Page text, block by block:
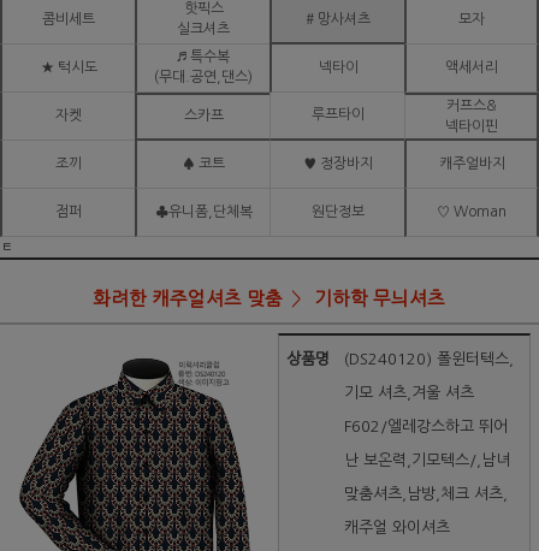
콤비세트
핫픽스
실크셔츠
# 망사셔츠 모자
★ 턱시도
♬ 특수복
(무대.공연,댄스)
넥타이 액세서리
자켓 스카프 루프타이
커프스&
넥타이핀
조끼 ♠ 코트 ♥ 정장바지 캐주얼바지
점퍼 ♣유니폼,단체복 원단정보 ♡ Woman
ㅌ
화려한 캐주얼셔츠 맞춤 기하학 무늬셔츠
상품명 (DS240120) 폴윈터텍스,
기모 셔츠,겨울 셔츠
F602/엘레강스하고 뛰어
난 보온력,기모텍스/,남녀
맞춤셔츠,남방,체크 셔츠,
캐주얼 와이셔츠